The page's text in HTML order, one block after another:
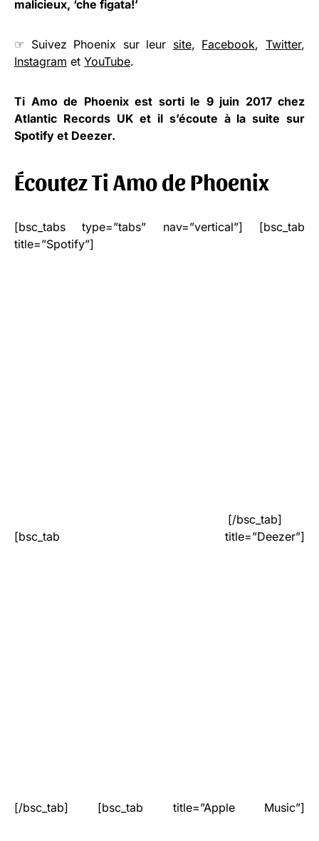
malicieux, ‘che figata!’
☞ Suivez Phoenix sur leur site, Facebook,Twitter,
Instagram et YouTube.
Ti Amo de Phoenix est sorti le 9 juin 2017 chez
Atlantic Records UK et il s’écoute à la suite sur
Spotify et Deezer.
Écoutez Ti Amo de Phoenix
[bsc_tabs type=”tabs” nav=”vertical”] [bsc_tab
title=”Spotify”]
[/bsc_tab]
[bsc_tab title=”Deezer”]
[/bsc_tab] [bsc_tab title=”Apple Music”]